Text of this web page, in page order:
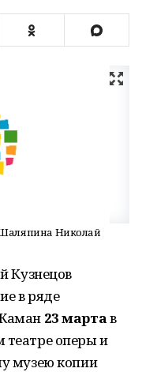
Николай
Кузнецов
в ряде
23 мартав
театре оперы и
музею копии